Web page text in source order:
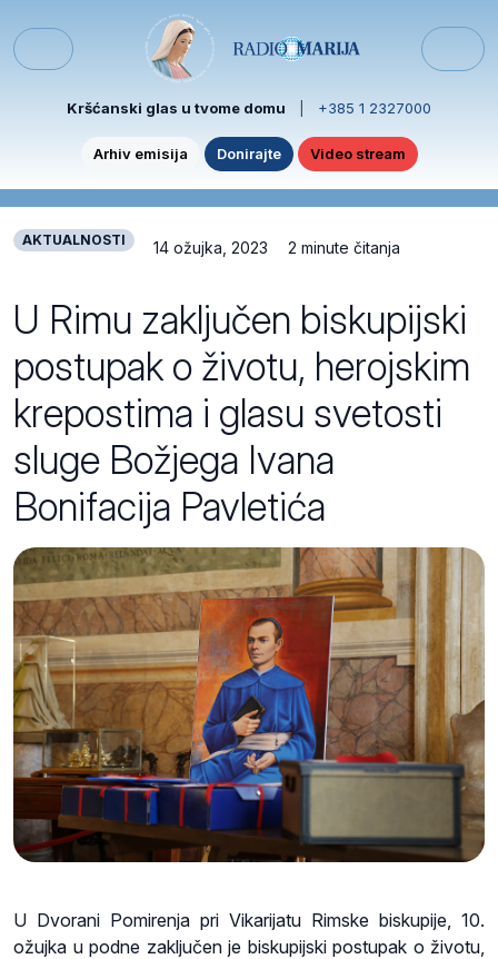
Menu
Kršćanski glas u tvome domu +385 1 2327000
Arhiv emisija Donirajte Video stream
AKTUALNOSTI 14 ožujka, 2023 2 minute čitanja
U Rimu zaključen biskupijski
postupak o životu, herojskim
krepostima i glasu svetosti
sluge Božjega Ivana
Bonifacija Pavletića
U Dvorani Pomirenja pri Vikarijatu Rimske biskupije, 10.
ožujka u podne zaključen je biskupijski postupak o životu,